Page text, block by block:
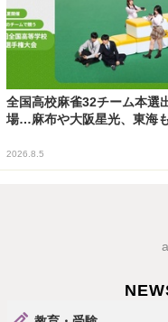
全国高校麻雀32チーム本選
場…麻布や大阪星光、東海
2026.8.5